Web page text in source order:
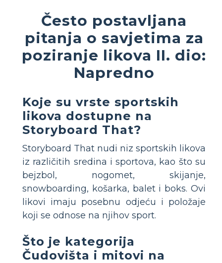
Često postavljana
pitanja o savjetima za
poziranje likova II. dio:
Napredno
Koje su vrste sportskih
likova dostupne na
Storyboard That?
Storyboard That nudi niz sportskih likova
iz različitih sredina i sportova, kao što su
bejzbol, nogomet, skijanje,
snowboarding, košarka, balet i boks. Ovi
likovi imaju posebnu odjeću i položaje
koji se odnose na njihov sport.
Što je kategorija
Čudovišta i mitovi na